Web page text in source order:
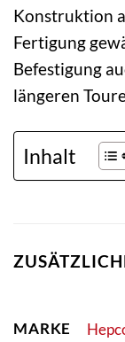
Konstruktion
Fertigung
Befestigung
längeren
Inhalt
MARKE